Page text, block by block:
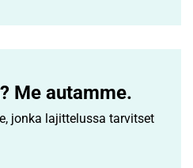
Me autamme.
jonka lajittelussa tarvitset